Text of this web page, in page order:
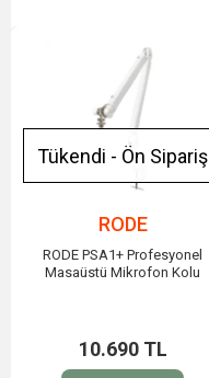
Tükendi - Ön Sipariş
RODE
RODE PSA1+ Profesyonel
Masaüstü Mikrofon Kolu
10.690 TL